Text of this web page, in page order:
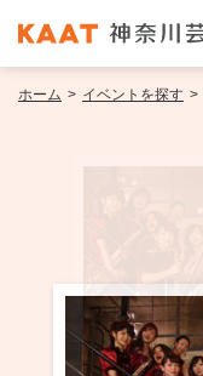
イベントを探す
ホーム > イベントを探す >